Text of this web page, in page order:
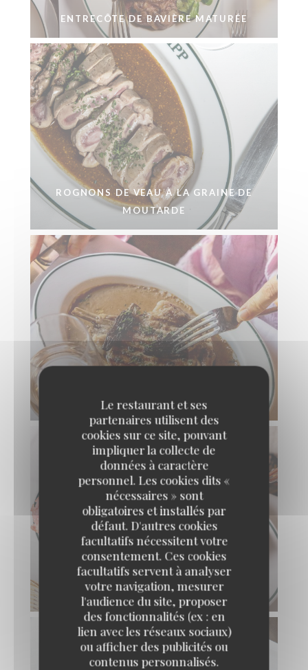
Le restaurant et ses
partenaires utilisent des
cookies sur ce site, pouvant
impliquer la collecte de
données à caractère
personnel. Les cookies dits «
nécessaires » sont
obligatoires et installés par
défaut. D'autres cookies
facultatifs nécessitent votre
consentement. Ces cookies
facultatifs servent à analyser
votre navigation, mesurer
l'audience du site, proposer
des fonctionnalités (ex : en
lien avec les réseaux sociaux)
ou afficher des publicités ou
contenus personnalisés.
ENTRECÔTE DE BAVIÈRE MATURÉE
ROGNONS DE VEAU À LA GRAINE DE
MOUTARDE
CÔTE DE VEAU AUX MORILLES
CHOUCROUTE